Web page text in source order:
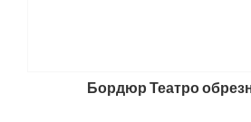
Бордюр Театро